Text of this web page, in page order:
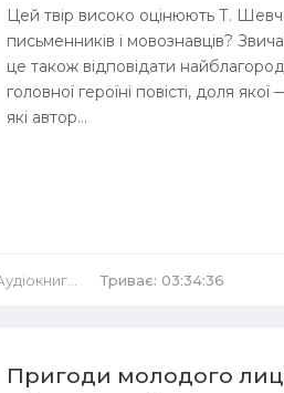
Цей твір високо оцінюють Т.
письменників і мовознавців?
це також відповідати
головної героїні повісті, доля
які автор...
Повісті й оповідання Триває: 03:34:36
Пригоди молодого